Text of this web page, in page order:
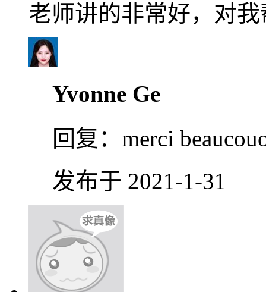
老师讲的非常好，对
Yvonne Ge
回复： merci
发布于 2021-1-31